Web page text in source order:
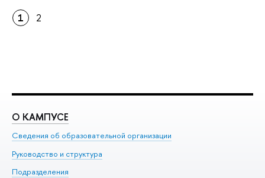
1 2
О КАМПУСЕ
Сведения об образовательной организации
Руководство и структура
Подразделения